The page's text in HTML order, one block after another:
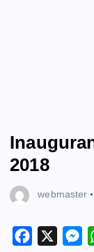
2018
webmaster
M